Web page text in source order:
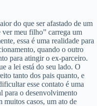
do que ser afastado de um
ver meu filho” carrega um
essa é uma realidade para
quando o outro
para atingir o ex-parceiro.
a lei está do seu lado. O
tanto dos pais quanto, e
esse contato é uma
para o desenvolvimento
muitos casos, um ato de